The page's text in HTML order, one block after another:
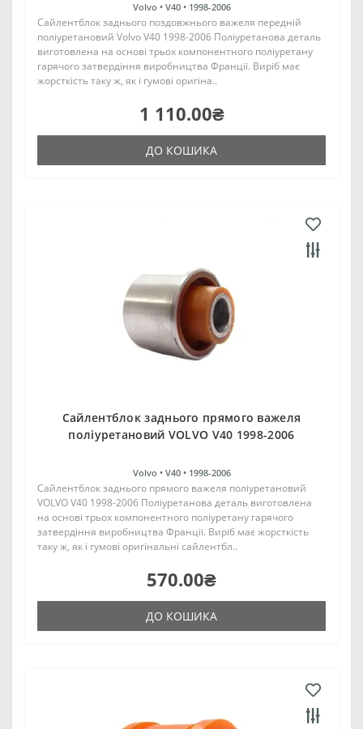
Volvo • V40 • 1998-2006
Сайлентблок заднього поздовжнього важеля передній
поліуретановий Volvo V40 1998-2006 Поліуретанова деталь
виготовлена на основі трьох компонентного поліуретану
гарячого затвердіння виробництва Франції. Виріб має
жорсткість таку ж, як і гумові оригіна..
1 110.00₴
ДО КОШИКА
Сайлентблок заднього прямого важеля
поліуретановий VOLVO V40 1998-2006
Volvo • V40 • 1998-2006
Сайлентблок заднього прямого важеля поліуретановий
VOLVO V40 1998-2006 Поліуретанова деталь виготовлена
на основі трьох компонентного поліуретану гарячого
затвердіння виробництва Франції. Виріб має жорсткість
таку ж, як і гумові оригінальні сайлентбл..
570.00₴
ДО КОШИКА